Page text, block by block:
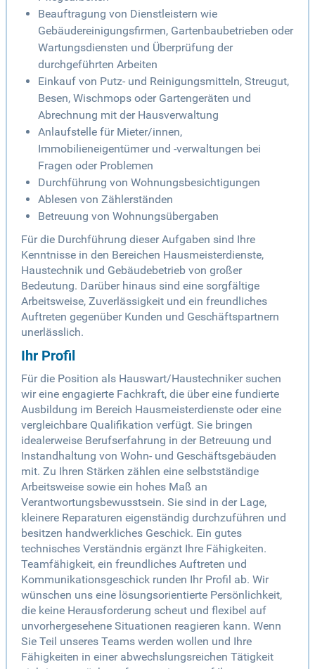
Beauftragung von Dienstleistern wie
Gebäudereinigungsfirmen, Gartenbaubetrieben oder
Wartungsdiensten und Überprüfung der
durchgeführten Arbeiten
Einkauf von Putz- und Reinigungsmitteln, Streugut,
Besen, Wischmops oder Gartengeräten und
Abrechnung mit der Hausverwaltung
Anlaufstelle für Mieter/innen,
Immobilieneigentümer und -verwaltungen bei
Fragen oder Problemen
Durchführung von Wohnungsbesichtigungen
Ablesen von Zählerständen
Betreuung von Wohnungsübergaben
Für die Durchführung dieser Aufgaben sind Ihre
Kenntnisse in den Bereichen Hausmeisterdienste,
Haustechnik und Gebäudebetrieb von großer
Bedeutung. Darüber hinaus sind eine sorgfältige
Arbeitsweise, Zuverlässigkeit und ein freundliches
Auftreten gegenüber Kunden und Geschäftspartnern
unerlässlich.
Ihr Profil
Für die Position als Hauswart/Haustechniker suchen
wir eine engagierte Fachkraft, die über eine fundierte
Ausbildung im Bereich Hausmeisterdienste oder eine
vergleichbare Qualifikation verfügt. Sie bringen
idealerweise Berufserfahrung in der Betreuung und
Instandhaltung von Wohn- und Geschäftsgebäuden
mit. Zu Ihren Stärken zählen eine selbstständige
Arbeitsweise sowie ein hohes Maß an
Verantwortungsbewusstsein. Sie sind in der Lage,
kleinere Reparaturen eigenständig durchzuführen und
besitzen handwerkliches Geschick. Ein gutes
technisches Verständnis ergänzt Ihre Fähigkeiten.
Teamfähigkeit, ein freundliches Auftreten und
Kommunikationsgeschick runden Ihr Profil ab. Wir
wünschen uns eine lösungsorientierte Persönlichkeit,
die keine Herausforderung scheut und flexibel auf
unvorhergesehene Situationen reagieren kann. Wenn
Sie Teil unseres Teams werden wollen und Ihre
Fähigkeiten in einer abwechslungsreichen Tätigkeit